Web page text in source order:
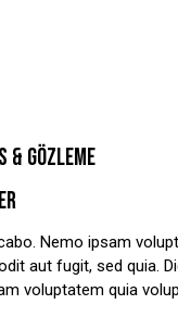
& GÖZLEME
Nemo ipsam
aut fugit, sed quia.
voluptatem quia